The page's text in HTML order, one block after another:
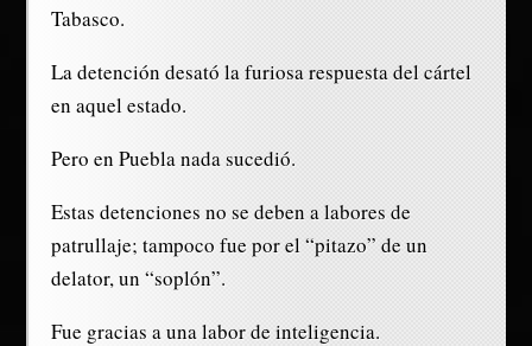
Tabasco.
La detención desató la furiosa respuesta del cártel
en aquel estado.
Pero en Puebla nada sucedió.
Estas detenciones no se deben a labores de
patrullaje; tampoco fue por el “pitazo” de un
delator, un “soplón”.
Fue gracias a una labor de inteligencia.